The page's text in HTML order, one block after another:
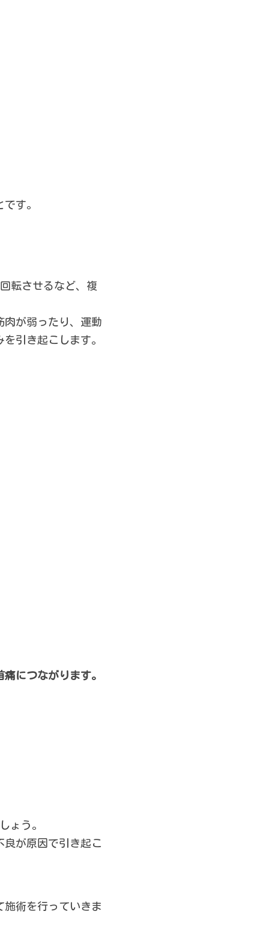
す。
転させるなど、複
肉が弱ったり、運動
引き起こします。
につながります。
ょう。
が原因で引き起こ
術を行っていきま